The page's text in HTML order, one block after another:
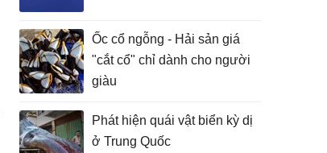
Ốc cổ ngỗng - Hải sản giá
"cắt cổ" chỉ dành cho người
giàu
Phát hiện quái vật biển kỳ dị
ở Trung Quốc